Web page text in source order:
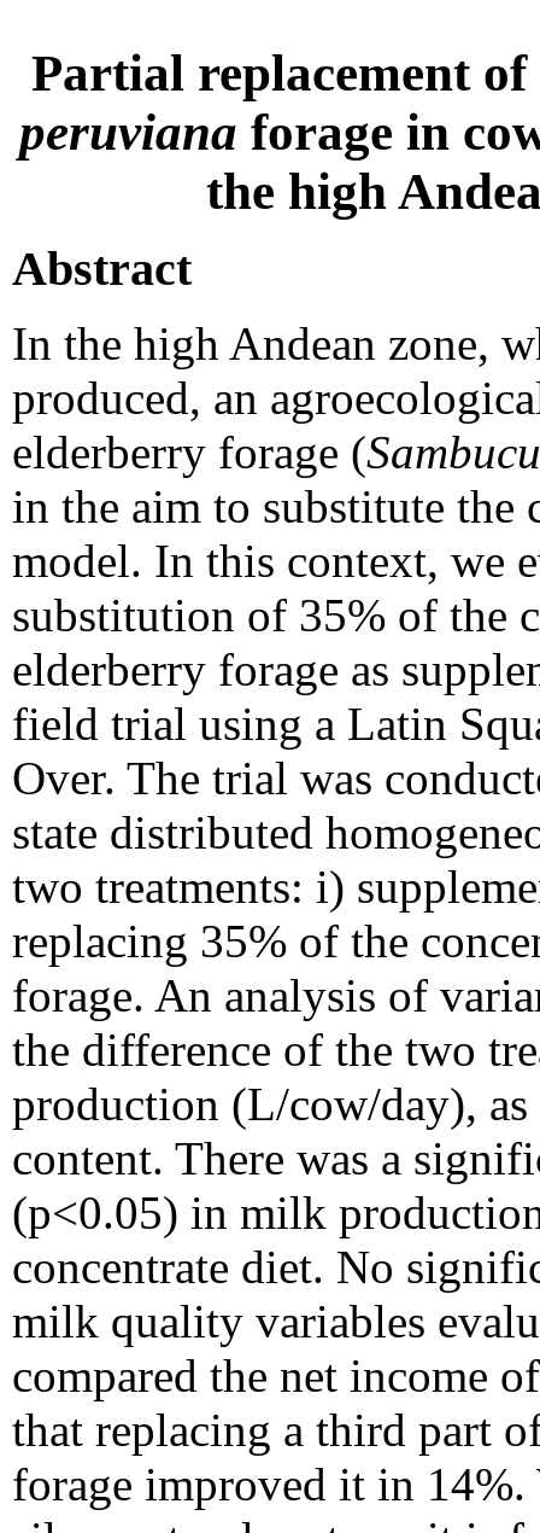
Partial replacement
peruviana forage in
the high
Abstract
In the high Andean zone,
produced, an
elderberry forage (
in the aim to substitute
model. In this context, we
substitution of 35% of the
elderberry forage as
field trial using a Latin
Over. The trial was
state distributed
two treatments: i)
replacing 35% of the
forage. An analysis of
the difference of the two
production (L/cow/day),
content. There was a
(p<0.05) in milk
concentrate diet. No
milk quality variables
compared the net income
that replacing a third part
forage improved it in